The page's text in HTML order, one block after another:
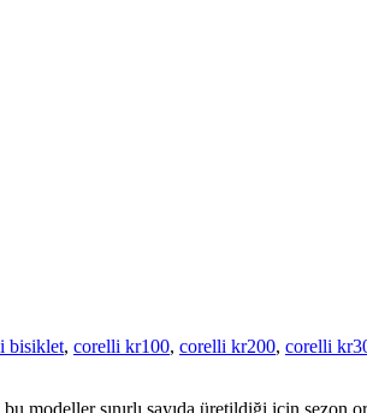
bisiklet, corelli kr100, corelli kr200, corelli
modeller sınırlı sayıda üretildiği için sezon